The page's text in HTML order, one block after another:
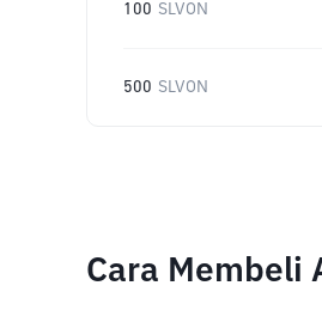
100 SLVON
500 SLVON
Cara Membeli